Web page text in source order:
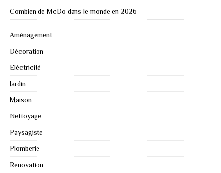
Combien de McDo dans le monde en 2026
Aménagement
Décoration
Eléctricité
Jardin
Maison
Nettoyage
Paysagiste
Plomberie
Rénovation